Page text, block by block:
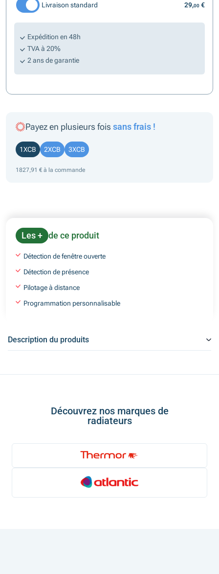
Livraison standard 29,00 €
Expédition en 48h
TVA à 20%
2 ans de garantie
Payez en plusieurs fois sans frais !
1XCB 2XCB 3XCB
1827,91 € à la commande
Les + de ce produit
Détection de fenêtre ouverte
Détection de présence
Pilotage à distance
Programmation personnalisable
Description du produits
Découvrez nos marques de
radiateurs